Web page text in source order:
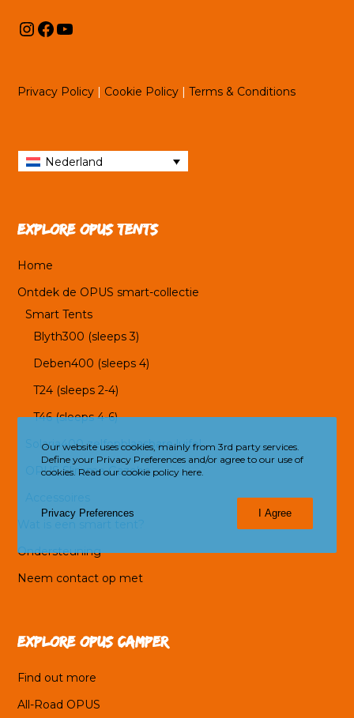
Instagram
Facebook
YouTube
Privacy Policy Cookie Policy |Terms & Conditions
Nederland
Explore OPUS tents
Home
Ontdek de OPUS smart-collectie
Smart Tents
Blyth300 (sleeps 3)
Deben400 (sleeps 4)
T24 (sleeps 2-4)
T46 (sleeps 4-6)
Solaria400 zelfopblaasbare luifel
OPUS Slimme Gazebo
Ondersteuning
Neem contact op met
Explore OPUS Camper
Find out more
All-Road OPUS
Our website uses cookies, mainly from 3rd party services.
Define your Privacy Preferences and/or agree to our use of
cookies. Read our cookie policy here.
Privacy Preferences I Agree